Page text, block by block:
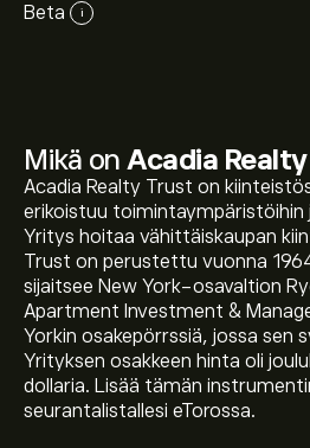
Beta i
Mikä on Acadia
Acadia Realty Trust on
erikoistuu toimintaympäristöihin
Yritys hoitaa vähittäiskaupan
Trust on perustettu vuonna
sijaitsee New York-osavaltion
Apartment Investment &
Yorkin osakepörrssiä, jossa sen
Yrityksen osakkeen hinta oli
dollaria. Lisää tämän
seurantalistallesi eTorossa.
Osakkeen AKR hinta tänään on